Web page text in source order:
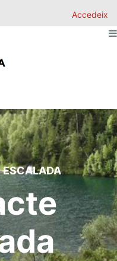
Accedeix
ESCALADA